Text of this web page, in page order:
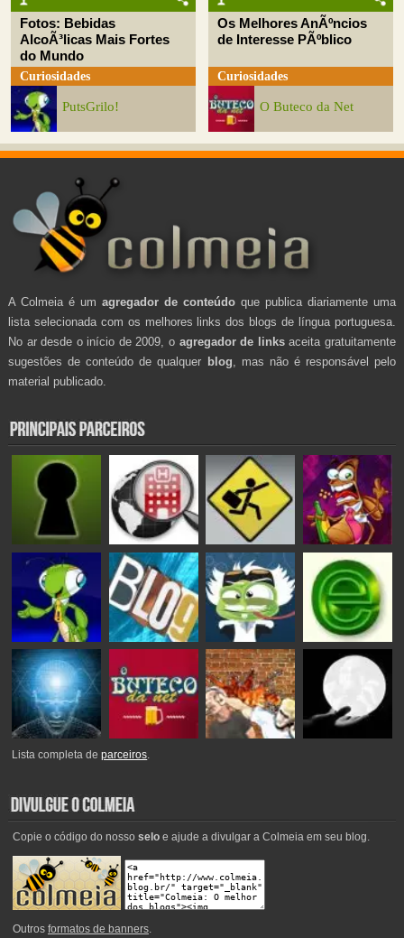
Fotos: Bebidas
AlcoÃ³licas Mais Fortes
do Mundo
Curiosidades
PutsGrilo!
Os Melhores AnÃºncios
de Interesse PÃºblico
Curiosidades
O Buteco da Net
A Colmeia é um agregador de conteúdo que publica diariamente uma
lista selecionada com os melhores links dos blogs de língua portuguesa.
No ar desde o início de 2009, o agregador de linksaceita gratuitamente
sugestões de conteúdo de qualquer blog , mas não é responsável pelo
material publicado.
Lista completa deparceiros.
Copie o código do nosso seloe ajude a divulgar a Colmeia em seu blog.
Outros formatos de banners.